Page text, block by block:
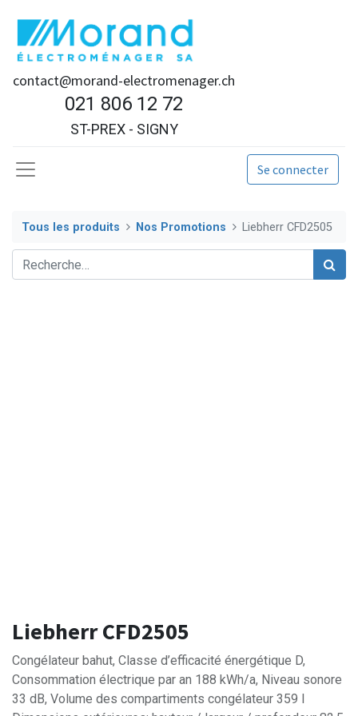
contact@morand-electromenager.ch
021 806 12 72
ST-PREX - SIGNY
Se connecter
Tous les produits Nos Promotions Liebherr CFD2505
Liebherr CFD2505
Congélateur bahut, Classe d’efficacité énergétique D,
Consommation électrique par an 188 kWh/a, Niveau sonore
33 dB, Volume des compartiments congélateur 359 l